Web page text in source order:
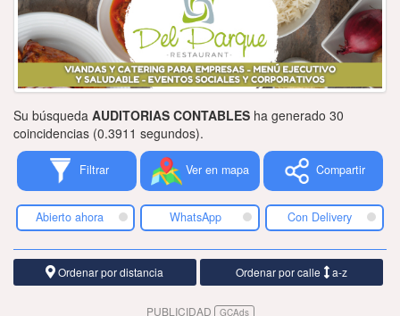
Actualizar
datos
Publicidad
Tiendacores
Contactenos
Su búsqueda AUDITORIAS CONTABLES ha generado 30
coincidencias (0.3911 segundos).
Filtrar Ver en mapa Compartir
Abierto ahora WhatsApp Con Delivery
Ordenar por distancia Ordenar por calle a-z
PUBLICIDAD GCAds